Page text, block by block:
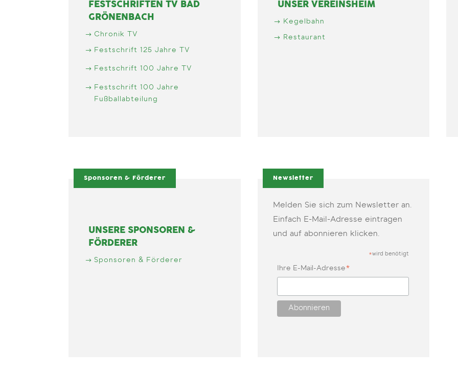
FESTSCHRIFTEN TV BAD
GRÖNENBACH
Chronik TV
Festschrift 125 Jahre TV
Festschrift 100 Jahre TV
Festschrift 100 Jahre
Fußballabteilung
UNSER VEREINSHEIM
Kegelbahn
Restaurant
Sponsoren & Förderer
UNSERE SPONSOREN &
FÖRDERER
Sponsoren & Förderer
Newsletter
Melden Sie sich zum Newsletter an.
Einfach E-Mail-Adresse eintragen
und auf abonnieren klicken.
*wird benötigt
Ihre E-Mail-Adresse*